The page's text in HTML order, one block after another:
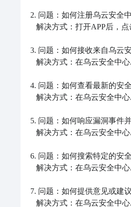
2. 问题：如何注册乌云安全
3. 问题：如何接收来自乌云
4. 问题：如何查看最新的安
5. 问题：如何响应漏洞事件
6. 问题：如何搜索特定的安
7. 问题：如何提供意见或建